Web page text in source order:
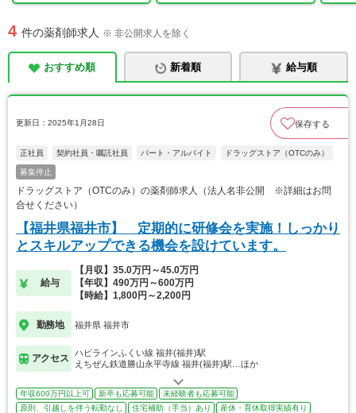
4 件の薬剤師求人 ※ 非公開求人を除く
おすすめ順 新着順 給与順
更新日：2025年1月28日 保存する
正社員 契約社員・嘱託社員 パート・アルバイト ドラッグストア（OTCのみ）
募集停止
ドラッグストア（OTCのみ）の薬剤師求人（法人名非公開 ※詳細はお問
合せください）
【福井県福井市】 定期的に研修会を実施！しっかり
とスキルアップできる機会を設けています。
給与
【月収】35.0万円～45.0万円
【年収】490万円～600万円
【時給】1,800円～2,200円
勤務地 福井県 福井市
アクセス
ハピラインふくい線 福井(福井)駅
えちぜん鉄道勝山永平寺線 福井(福井)駅…ほか
年収600万円以上可 新卒も応募可能
未経験者も応募可能
原則、引越しを伴う転勤なし
住宅補助（手当）あり
産休・育休取得実績有り